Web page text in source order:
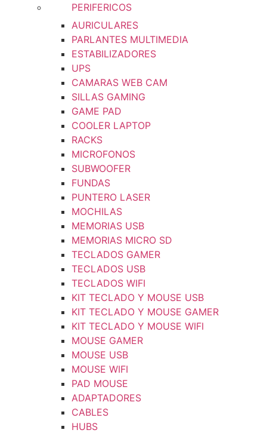
PERIFERICOS
AURICULARES
PARLANTES MULTIMEDIA
ESTABILIZADORES
UPS
CAMARAS WEB CAM
SILLAS GAMING
GAME PAD
COOLER LAPTOP
RACKS
MICROFONOS
SUBWOOFER
FUNDAS
PUNTERO LASER
MOCHILAS
MEMORIAS USB
MEMORIAS MICRO SD
TECLADOS GAMER
TECLADOS USB
TECLADOS WIFI
KIT TECLADO Y MOUSE USB
KIT TECLADO Y MOUSE GAMER
KIT TECLADO Y MOUSE WIFI
MOUSE GAMER
MOUSE USB
MOUSE WIFI
PAD MOUSE
ADAPTADORES
CABLES
HUBS